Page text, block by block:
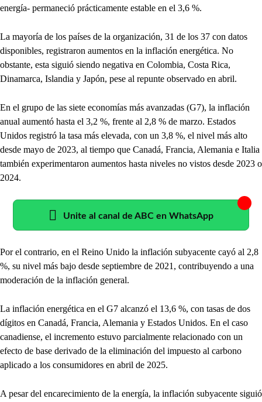
energía- permaneció prácticamente estable en el 3,6 %.
La mayoría de los países de la organización, 31 de los 37 con datos
disponibles, registraron aumentos en la inflación energética. No
obstante, esta siguió siendo negativa en Colombia, Costa Rica,
Dinamarca, Islandia y Japón, pese al repunte observado en abril.
En el grupo de las siete economías más avanzadas (G7), la inflación
anual aumentó hasta el 3,2 %, frente al 2,8 % de marzo. Estados
Unidos registró la tasa más elevada, con un 3,8 %, el nivel más alto
desde mayo de 2023, al tiempo que Canadá, Francia, Alemania e Italia
también experimentaron aumentos hasta niveles no vistos desde 2023 o
2024.
Unite al canal de ABC en WhatsApp
Por el contrario, en el Reino Unido la inflación subyacente cayó al 2,8
%, su nivel más bajo desde septiembre de 2021, contribuyendo a una
moderación de la inflación general.
La inflación energética en el G7 alcanzó el 13,6 %, con tasas de dos
dígitos en Canadá, Francia, Alemania y Estados Unidos. En el caso
canadiense, el incremento estuvo parcialmente relacionado con un
efecto de base derivado de la eliminación del impuesto al carbono
aplicado a los consumidores en abril de 2025.
A pesar del encarecimiento de la energía, la inflación subyacente siguió